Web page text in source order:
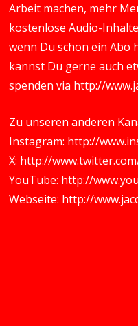
Arbeit machen, mehr
kostenlose Audio-
wenn Du schon ein Abo
kannst Du gerne auch
spenden via http://
Zu unseren anderen
Instagram: http://
X: http://
YouTube: http://
Webseite: http://